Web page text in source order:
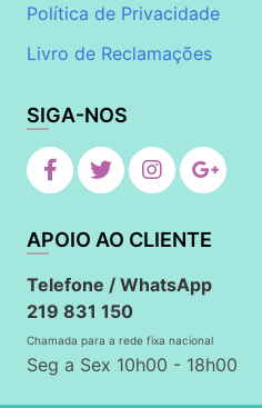
Política de Privacidade
Livro de Reclamações
SIGA-NOS
APOIO AO CLIENTE
Telefone / WhatsApp
219 831 150
Chamada para a rede fixa nacional
Seg a Sex 10h00 - 18h00